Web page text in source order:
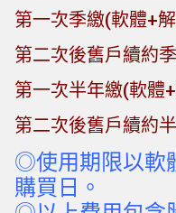
第一次季繳(軟體+
第二次後舊戶續約
第一次半年繳(軟體
第二次後舊戶續約
◎使用期限以軟
購買日。